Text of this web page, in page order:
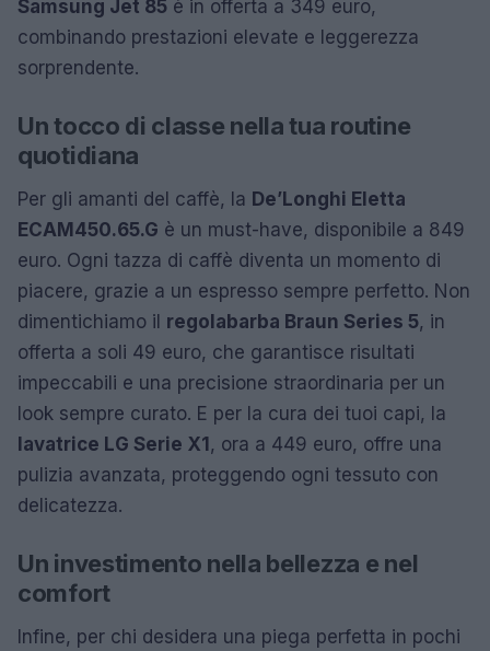
Samsung Jet 85 è in offerta a 349 euro,
combinando prestazioni elevate e leggerezza
sorprendente.
Un tocco di classe nella tua routine
quotidiana
Per gli amanti del caffè, la De’Longhi Eletta
ECAM450.65.G è un must-have, disponibile a 849
euro. Ogni tazza di caffè diventa un momento di
piacere, grazie a un espresso sempre perfetto. Non
dimentichiamo il regolabarba Braun Series 5, in
offerta a soli 49 euro, che garantisce risultati
impeccabili e una precisione straordinaria per un
look sempre curato. E per la cura dei tuoi capi, la
lavatrice LG Serie X1, ora a 449 euro, offre una
pulizia avanzata, proteggendo ogni tessuto con
delicatezza.
Un investimento nella bellezza e nel
comfort
Infine, per chi desidera una piega perfetta in pochi